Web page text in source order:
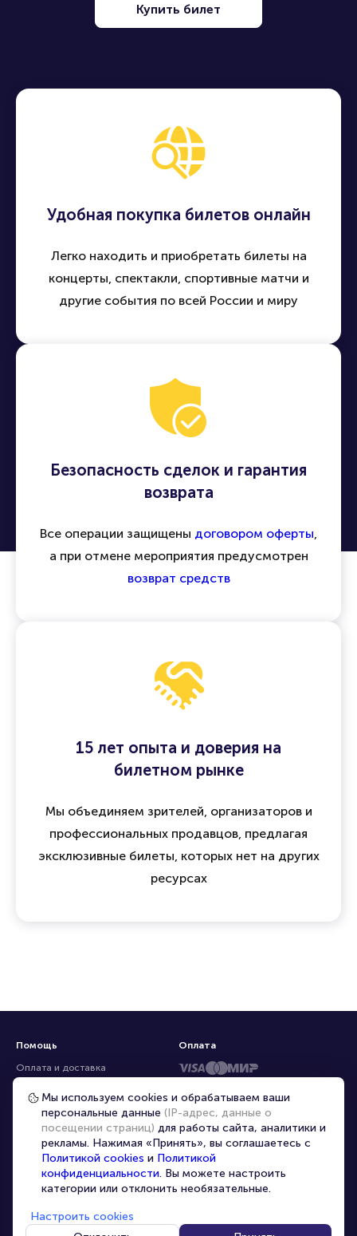
Купить билет
Удобная покупка билетов онлайн
Легко находить и приобретать билеты на
концерты, спектакли, спортивные матчи и
другие события по всей России и миру
Безопасность сделок и гарантия
возврата
Все операции защищены договором оферты,
а при отмене мероприятия предусмотрен
возврат средств
15 лет опыта и доверия на
билетном рынке
Мы объединяем зрителей, организаторов и
профессиональных продавцов, предлагая
эксклюзивные билеты, которых нет на других
ресурсах
Помощь
Оплата и доставка
Частые вопросы
Перепродажа билетов
Организаторам
Корпоративным клиентам
VIP-билеты
Персональные данные
8-800-500-42-62
Оплата
Мы используем cookies и обрабатываем ваши
персональные данные (IP-адрес, данные о
посещении страниц) для работы сайта, аналитики и
рекламы. Нажимая «Принять», вы соглашаетесь с
Политикой cookies и Политикой
конфиденциальности. Вы можете настроить
категории или отклонить необязательные.
Настроить cookies